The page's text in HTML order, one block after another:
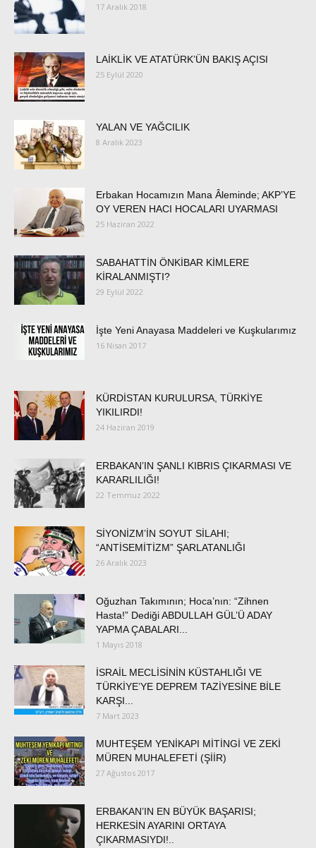
17 Aralık 2018
LAİKLİK VE ATATÜRK’ÜN BAKIŞ AÇISI
25 Eylül 2020
YALAN VE YAĞCILIK
8 Aralık 2023
Erbakan Hocamızın Mana Âleminde; AKP’YE
OY VEREN HACI HOCALARI UYARMASI
25 Haziran 2022
SABAHATTİN ÖNKİBAR KİMLERE
KİRALANMIŞTI?
29 Eylül 2022
İşte Yeni Anayasa Maddeleri ve Kuşkularımız
16 Nisan 2017
KÜRDİSTAN KURULURSA, TÜRKİYE
YIKILIRDI!
24 Haziran 2019
ERBAKAN’IN ŞANLI KIBRIS ÇIKARMASI VE
KARARLILIĞI!
22 Temmuz 2022
SİYONİZM’İN SOYUT SİLAHI;
“ANTİSEMİTİZM” ŞARLATANLIĞI
26 Aralık 2023
Oğuzhan Takımının; Hoca’nın: “Zihnen
Hasta!” Dediği ABDULLAH GÜL’Ü ADAY
YAPMA ÇABALARI...
1 Mayıs 2018
İSRAİL MECLİSİNİN KÜSTAHLIĞI VE
TÜRKİYE’YE DEPREM TAZİYESİNE BİLE
KARŞI...
7 Mart 2023
MUHTEŞEM YENİKAPI MİTİNGİ VE ZEKİ
MÜREN MUHALEFETİ (ŞİİR)
27 Ağustos 2017
ERBAKAN’IN EN BÜYÜK BAŞARISI;
HERKESİN AYARINI ORTAYA
ÇIKARMASIYDI!..